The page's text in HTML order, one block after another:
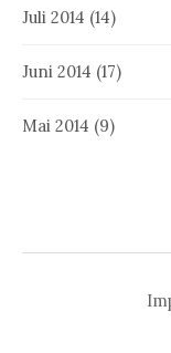
Juli 2014 (14)
Juni 2014 (17)
Mai 2014 (9)